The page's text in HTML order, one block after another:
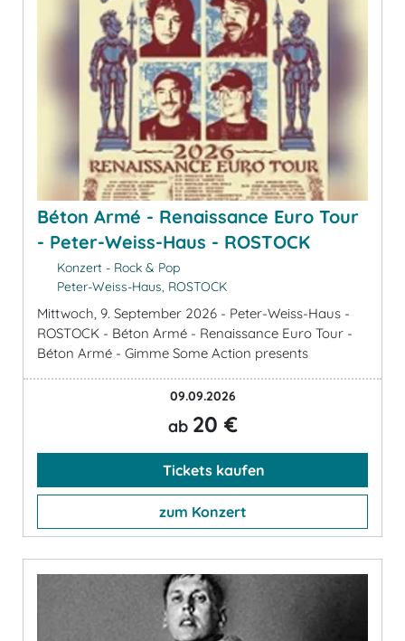
Béton Armé - Renaissance Euro Tour
- Peter-Weiss-Haus - ROSTOCK
Konzert - Rock & Pop
Peter-Weiss-Haus, ROSTOCK
Mittwoch, 9. September 2026 - Peter-Weiss-Haus -
ROSTOCK - Béton Armé - Renaissance Euro Tour -
Béton Armé - Gimme Some Action presents
09.09.2026
ab 20 €
Tickets kaufen
zum Konzert